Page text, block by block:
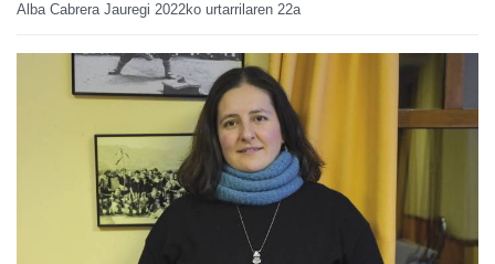
Alba Cabrera Jauregi 2022ko urtarrilaren 22a